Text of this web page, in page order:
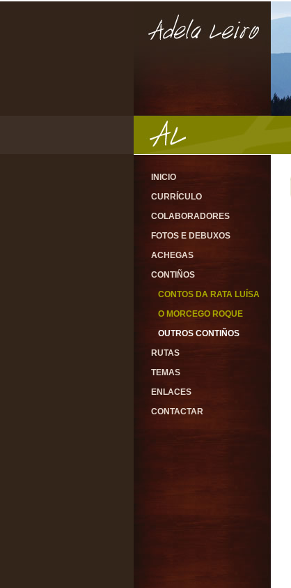
INICIO
CURRÍCULO
COLABORADORES
FOTOS E DEBUXOS
ACHEGAS
CONTIÑOS
CONTOS DA RATA LUÍSA
O MORCEGO ROQUE
OUTROS CONTIÑOS
RUTAS
TEMAS
ENLACES
CONTACTAR